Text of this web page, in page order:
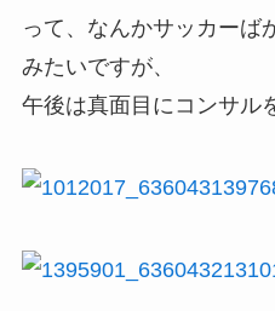
って、なんかサッカーば
みたいですが、
午後は真面目にコンサル